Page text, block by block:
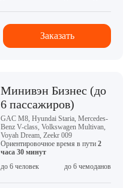
Заказать
Минивэн Бизнес (до
6 пассажиров)
GAC M8, Hyundai Staria, Mercedes-
Benz V-class, Volkswagen Multivan,
Voyah Dream, Zeekr 009
Ориентировочное время в пути 2
часа 30 минут
до 6 человек
до 6 чемоданов